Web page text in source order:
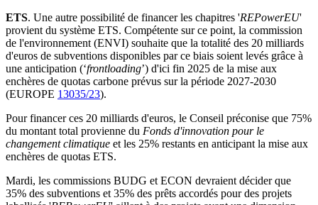
ETS. Une autre possibilité de financer les chapitres 'REPowerEU'
provient du système ETS. Compétente sur ce point, la commission
de l'environnement (ENVI) souhaite que la totalité des 20 milliards
d'euros de subventions disponibles par ce biais soient levés grâce à
une anticipation (‘frontloading’) d'ici fin 2025 de la mise aux
enchères de quotas carbone prévus sur la période 2027-2030
(EUROPE 13035/23).
Pour financer ces 20 milliards d'euros, le Conseil préconise que 75%
du montant total provienne du Fonds d'innovation pour le
changement climatique et les 25% restants en anticipant la mise aux
enchères de quotas ETS.
Mardi, les commissions BUDG et ECON devraient décider que
35% des subventions et 35% des prêts accordés pour des projets